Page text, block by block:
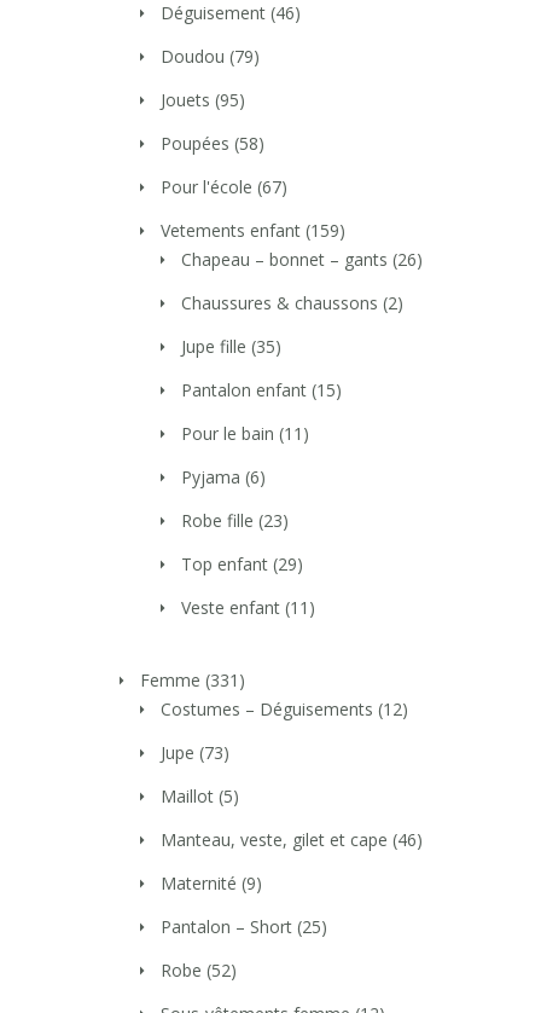
Déguisement (46)
Doudou (79)
Jouets (95)
Poupées (58)
Pour l'école (67)
Vetements enfant (159)
Chapeau – bonnet – gants (26)
Chaussures & chaussons (2)
Jupe fille (35)
Pantalon enfant (15)
Pour le bain (11)
Pyjama (6)
Robe fille (23)
Top enfant (29)
Veste enfant (11)
Femme (331)
Costumes – Déguisements (12)
Jupe (73)
Maillot (5)
Manteau, veste, gilet et cape (46)
Maternité (9)
Pantalon – Short (25)
Robe (52)